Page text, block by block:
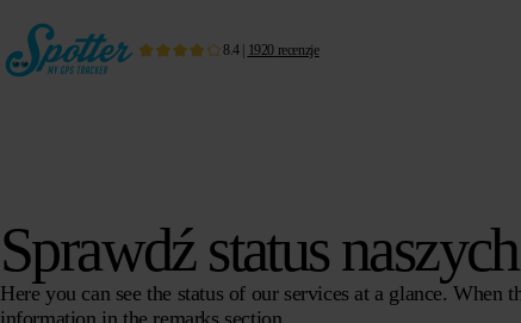
8.4| 1920 recenzje
Sprawdź status
Here you can see the status of our services at a glance.
information in the remarks section.